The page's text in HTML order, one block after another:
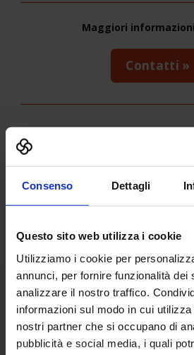
Consenso Dettagli
Questo sito web utilizza i cookie
Utilizziamo i cookie per
annunci, per fornire funzionalità dei
analizzare il nostro traffico.
informazioni sul modo in cui
nostri partner che si occupano di
pubblicità e social media, i quali
Maggiori informazioni
Contatti »
tecnologie e sistemi digitali
per la sicurezza integrata